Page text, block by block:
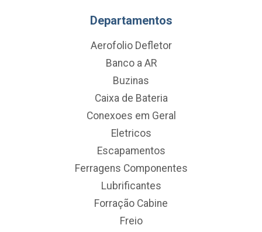
Departamentos
Aerofolio Defletor
Banco a AR
Buzinas
Caixa de Bateria
Conexoes em Geral
Eletricos
Escapamentos
Ferragens Componentes
Lubrificantes
Forração Cabine
Freio